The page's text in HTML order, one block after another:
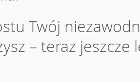
Twój
– teraz jeszcze